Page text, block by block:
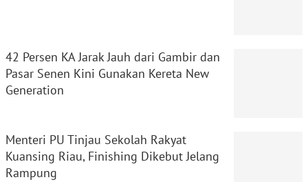
42 Persen KA Jarak Jauh dari Gambir dan
Pasar Senen Kini Gunakan Kereta New
Generation
Menteri PU Tinjau Sekolah Rakyat
Kuansing Riau, Finishing Dikebut Jelang
Rampung